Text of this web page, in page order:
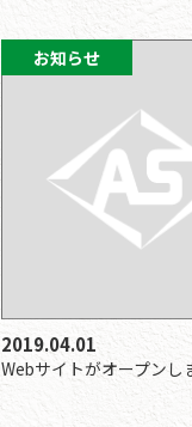
お知らせ
2019.04.01
Webサイトがオープンし